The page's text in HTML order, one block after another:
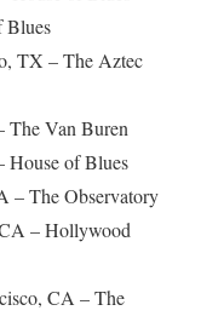
Blues
TX – The Aztec
Van Buren
of Blues
– The Observatory
– Hollywood
CA – The